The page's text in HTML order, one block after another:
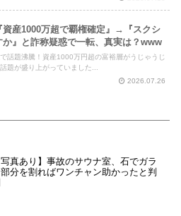
資産1000万超で覇権確定』→『スクシ
か』と詐称疑惑で一転、真実は？www
話題沸騰！資産1000万円超の富裕層がうじゃうじ
題が盛り上がっていました...
2026.07.26
写真あり】事故のサウナ室、石でガラ
分を割ればワンチャン助かったと判